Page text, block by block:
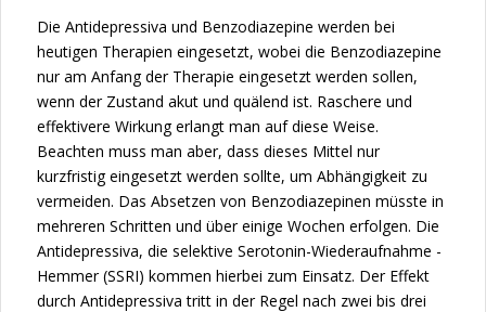
Die Antidepressiva und Benzodiazepine werden bei
heutigen Therapien eingesetzt, wobei die Benzodiazepine
nur am Anfang der Therapie eingesetzt werden sollen,
wenn der Zustand akut und quälend ist. Raschere und
effektivere Wirkung erlangt man auf diese Weise.
Beachten muss man aber, dass dieses Mittel nur
kurzfristig eingesetzt werden sollte, um Abhängigkeit zu
vermeiden. Das Absetzen von Benzodiazepinen müsste in
mehreren Schritten und über einige Wochen erfolgen. Die
Antidepressiva, die selektive Serotonin-Wiederaufnahme -
Hemmer (SSRI) kommen hierbei zum Einsatz. Der Effekt
durch Antidepressiva tritt in der Regel nach zwei bis drei